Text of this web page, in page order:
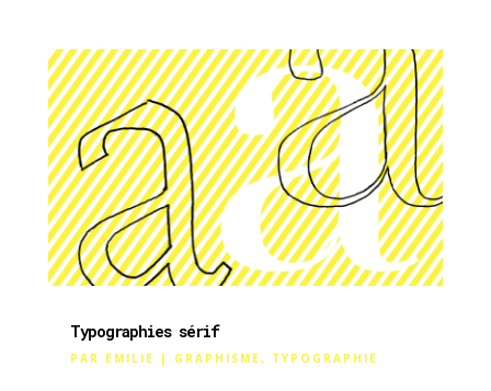
Typographies sérif
PAR EMILIE | GRAPHISME, TYPOGRAPHIE